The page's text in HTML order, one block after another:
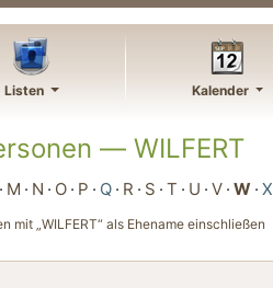
Listen Kalender
— WILFERT
M N O P Q R S T U V W X
mit „WILFERT“ als Ehename einschließen